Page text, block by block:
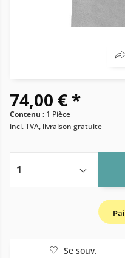
74,00 € *
Contenu : 1 Pièce
incl. TVA, livraison gratuite
Se souv.